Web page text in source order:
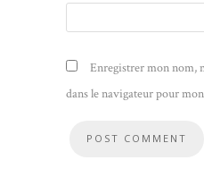
Enregistrer mon nom,
dans le navigateur pour